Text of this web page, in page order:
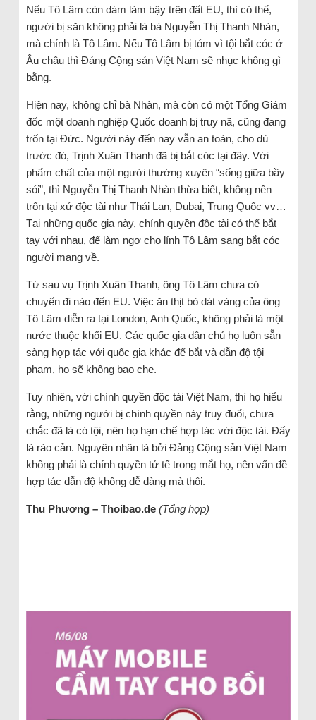
Nếu Tô Lâm còn dám làm bậy trên đất EU, thì có thể,
người bị săn không phải là bà Nguyễn Thị Thanh Nhàn,
mà chính là Tô Lâm. Nếu Tô Lâm bị tóm vì tội bắt cóc ở
Âu châu thì Đảng Cộng sản Việt Nam sẽ nhục không gì
bằng.
Hiện nay, không chỉ bà Nhàn, mà còn có một Tổng Giám
đốc một doanh nghiệp Quốc doanh bị truy nã, cũng đang
trốn tại Đức. Người này đến nay vẫn an toàn, cho dù
trước đó, Trịnh Xuân Thanh đã bị bắt cóc tại đây. Với
phẩm chất của một người thường xuyên “sống giữa bầy
sói”, thì Nguyễn Thị Thanh Nhàn thừa biết, không nên
trốn tại xứ độc tài như Thái Lan, Dubai, Trung Quốc vv…
Tại những quốc gia này, chính quyền độc tài có thể bắt
tay với nhau, để làm ngơ cho lính Tô Lâm sang bắt cóc
người mang về.
Từ sau vụ Trịnh Xuân Thanh, ông Tô Lâm chưa có
chuyến đi nào đến EU. Việc ăn thịt bò dát vàng của ông
Tô Lâm diễn ra tại London, Anh Quốc, không phải là một
nước thuộc khối EU. Các quốc gia dân chủ họ luôn sẵn
sàng hợp tác với quốc gia khác để bắt và dẫn độ tội
phạm, họ sẽ không bao che.
Tuy nhiên, với chính quyền độc tài Việt Nam, thì họ hiểu
rằng, những người bị chính quyền này truy đuổi, chưa
chắc đã là có tội, nên họ hạn chế hợp tác với độc tài. Đấy
là rào cản. Nguyên nhân là bởi Đảng Cộng sản Việt Nam
không phải là chính quyền tử tế trong mắt họ, nên vấn đề
hợp tác dẫn độ không dễ dàng mà thôi.
Thu Phương – Thoibao.de(Tổng hợp)